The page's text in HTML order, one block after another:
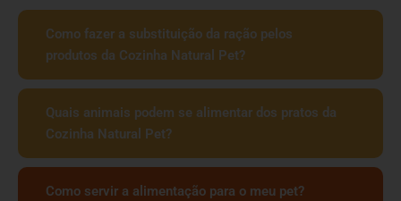
Como fazer a substituição da ração pelos
produtos da Cozinha Natural Pet?
Quais animais podem se alimentar dos pratos da
Cozinha Natural Pet?
Como servir a alimentação para o meu pet?